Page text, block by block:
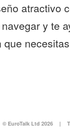
atractivo
y te
que
© EuroTalk Ltd 2026 |